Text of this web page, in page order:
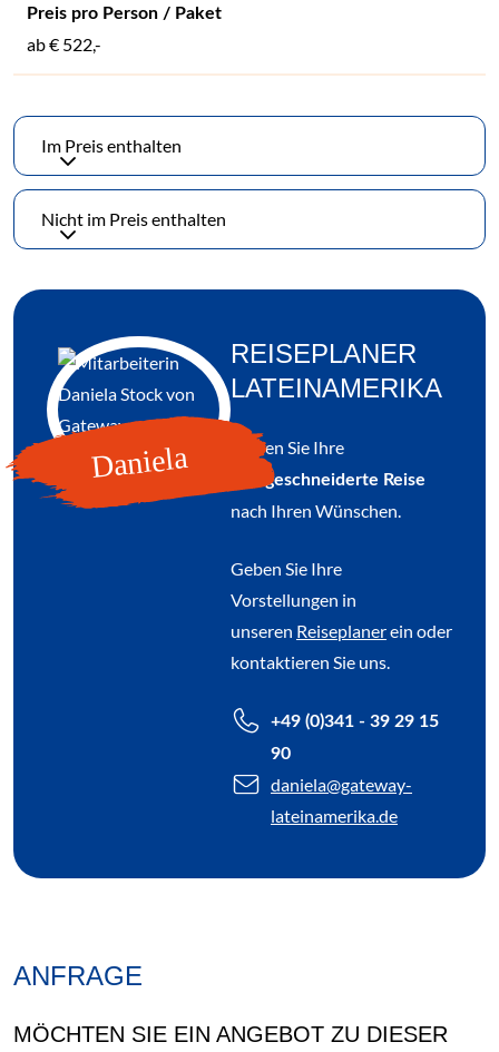
ab€ 522,-
Im Preis enthalten
Nicht im Preis enthalten
Daniela
REISEPLANER
LATEINAMERIKA
Planen Sie Ihre
maßgeschneiderte Reise
nach Ihren Wünschen.
Geben Sie Ihre
Vorstellungen in
unseren Reiseplanerein oder
kontaktieren Sie uns.
+49 (0)341 - 39 29 15
90
daniela@gateway-
lateinamerika.de
ANFRAGE
MÖCHTEN SIE EIN ANGEBOT ZU DIESER